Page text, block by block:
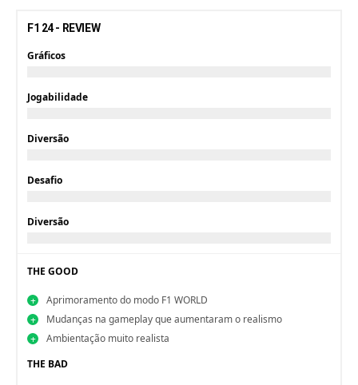
F1 24 - REVIEW
Gráficos
Jogabilidade
Diversão
Desafio
Diversão
THE GOOD
Aprimoramento do modo F1 WORLD
Mudanças na gameplay que aumentaram o realismo
Ambientação muito realista
THE BAD